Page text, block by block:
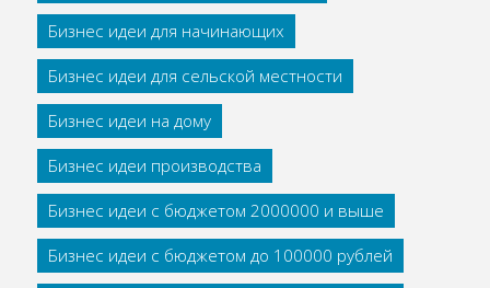
Бизнес идеи для начинающих
Бизнес идеи для сельской местности
Бизнес идеи на дому
Бизнес идеи производства
Бизнес идеи с бюджетом 2000000 и выше
Бизнес идеи с бюджетом до 100000 рублей